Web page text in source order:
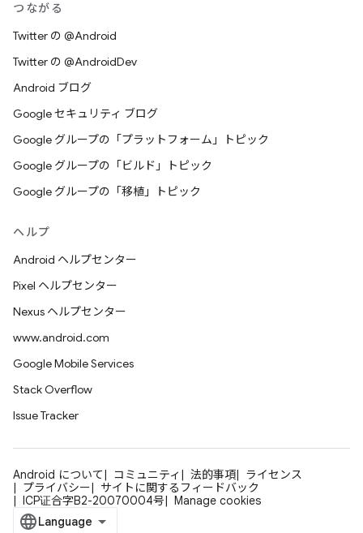
つながる
Twitter の @Android
Twitter の @AndroidDev
Android ブログ
Google セキュリティ ブログ
Google グループの「プラットフォーム」トピック
Google グループの「ビルド」トピック
Google グループの「移植」トピック
ヘルプ
Android ヘルプセンター
Pixel ヘルプセンター
Nexus ヘルプセンター
www.android.com
Google Mobile Services
Stack Overflow
Issue Tracker
Android について コミュニティ 法的事項
ライセンス
プライバシー
サイトに関するフィードバック
ICP证合字B2-20070004号
Manage cookies